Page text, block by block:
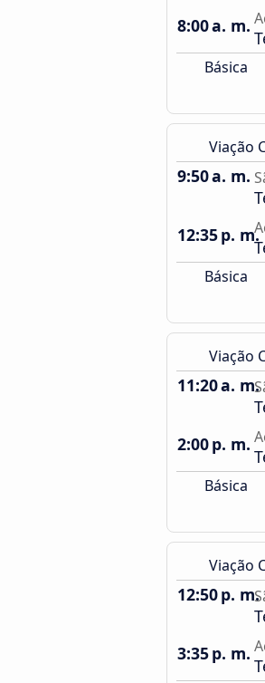
8:00 a. m.
Básica
Viação
9:50 a. m.
12:35 p. m.
Básica
Viação
11:20 a. m.
2:00 p. m.
Básica
Viação
12:50 p. m.
3:35 p. m.